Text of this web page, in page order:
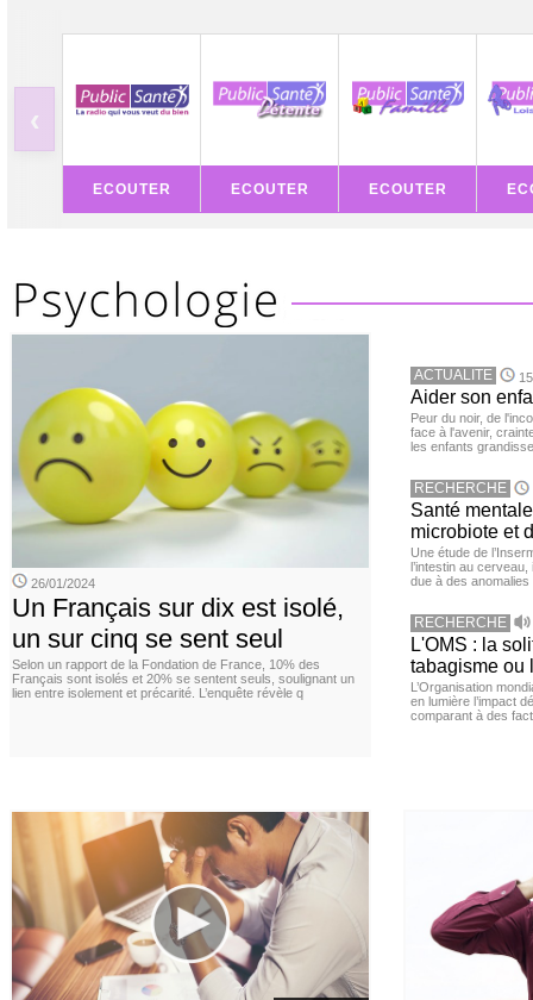
‹
ECOUTER ECOUTER ECOUTER
26/01/2024
Un Français sur dix est isolé,
un sur cinq se sent seul
Selon un rapport de la Fondation de France, 10% des
Français sont isolés et 20% se sentent seuls, soulignant un
lien entre isolement et précarité. L’enquête révèle q
ACTUALITE
Aider son
Peur du noir, de
face à l'avenir,
les enfants
RECHERCHE
Santé
microbiote et
Une étude de
l’intestin au
due à des
RECHERCHE
L'OMS : la
tabagisme ou
L’Organisation
en lumière l’impact
comparant à des